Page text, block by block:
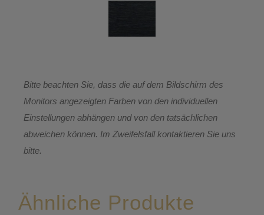
Bitte beachten Sie, dass die auf dem Bildschirm des
Monitors angezeigten Farben von den individuellen
Einstellungen abhängen und von den tatsächlichen
abweichen können. Im Zweifelsfall kontaktieren Sie uns
bitte.
Ähnliche Produkte